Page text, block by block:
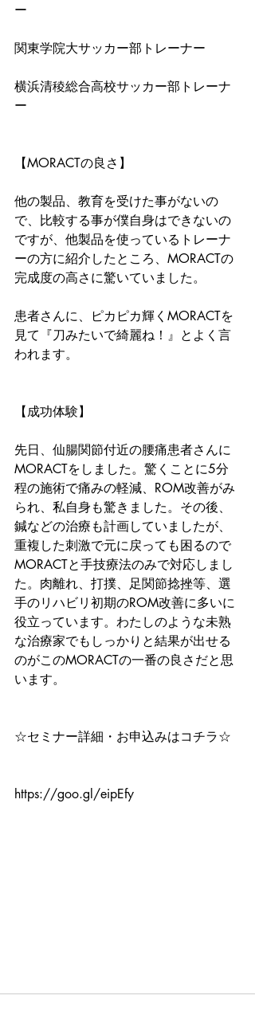
ー
関東学院大サッカー部トレーナー
横浜清稜総合高校サッカー部トレーナ
ー
【MORACTの良さ】
他の製品、教育を受けた事がないの
で、比較する事が僕自身はできないの
ですが、他製品を使っているトレーナ
ーの方に紹介したところ、MORACTの
完成度の高さに驚いていました。
患者さんに、ピカピカ輝くMORACTを
見て『刀みたいで綺麗ね！』とよく言
われます。
【成功体験】
先日、仙腸関節付近の腰痛患者さんに
MORACTをしました。驚くことに5分
程の施術で痛みの軽減、ROM改善がみ
られ、私自身も驚きました。その後、
鍼などの治療も計画していましたが、
重複した刺激で元に戻っても困るので
MORACTと手技療法のみで対応しまし
た。肉離れ、打撲、足関節捻挫等、選
手のリハビリ初期のROM改善に多いに
役立っています。わたしのような未熟
な治療家でもしっかりと結果が出せる
のがこのMORACTの一番の良さだと思
います。
☆セミナー詳細・お申込みはコチラ☆
https://goo.gl/eipEfy